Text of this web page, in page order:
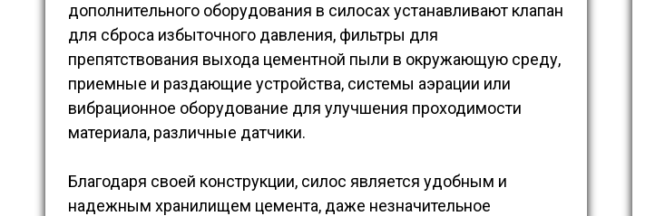
дополнительного оборудования в силосах устанавливают клапан
для сброса избыточного давления, фильтры для
препятствования выхода цементной пыли в окружающую среду,
приемные и раздающие устройства, системы аэрации или
вибрационное оборудование для улучшения проходимости
материала, различные датчики.
Благодаря своей конструкции, силос является удобным и
надежным хранилищем цемента, даже незначительное